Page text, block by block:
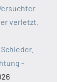
verletzt.
-